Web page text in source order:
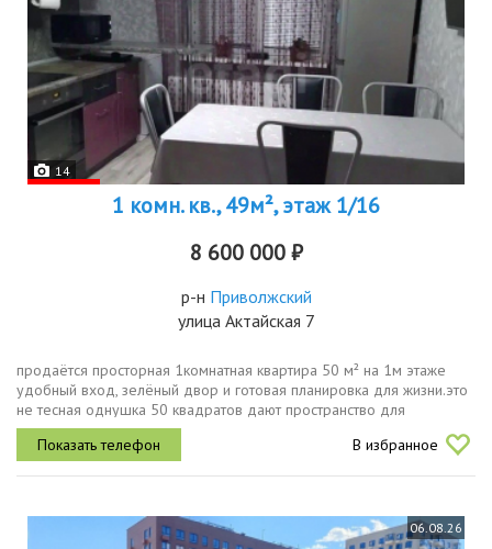
14
1 комн. кв., 49м², этаж 1/16
8 600 000 ₽
р-н Приволжский
улица Актайская 7
продаётся просторная 1комнатная квартира 50 м² на 1м этаже
удобный вход, зелёный двор и готовая планировка для жизни.это
не тесная однушка 50 квадратов дают пространство для
полноценной жизни, а первый этаж это комфорт для всей семьи.
удобная...
В избранное
06.08.26